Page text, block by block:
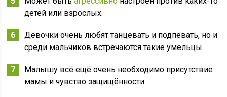
детей или взрослых.
Девочки очень любят танцевать и подпевать, но и
среди мальчиков встречаются такие умельцы.
Малышу всё ещё очень необходимо присутствие
мамы и чувство защищённости.